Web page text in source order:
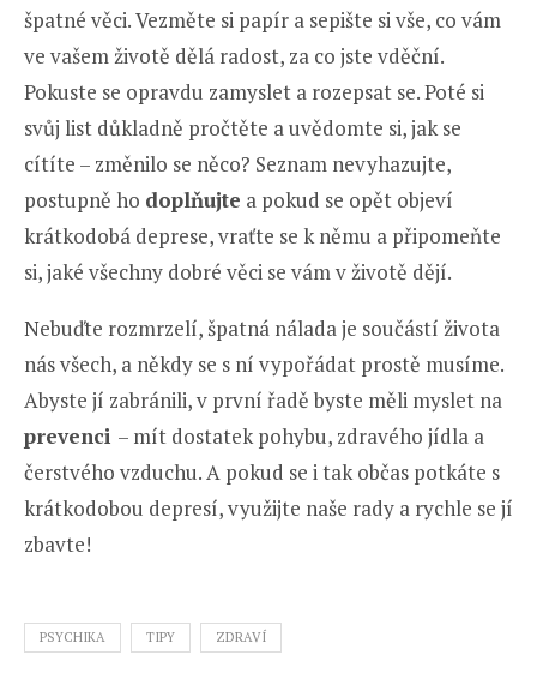
špatné věci. Vezměte si papír a sepište si vše, co vám
ve vašem životě dělá radost, za co jste vděční.
Pokuste se opravdu zamyslet a rozepsat se. Poté si
svůj list důkladně pročtěte a uvědomte si, jak se
cítíte – změnilo se něco? Seznam nevyhazujte,
postupně ho doplňujte a pokud se opět objeví
krátkodobá deprese, vraťte se k němu a připomeňte
si, jaké všechny dobré věci se vám v životě dějí.
Nebuďte rozmrzelí, špatná nálada je součástí života
nás všech, a někdy se s ní vypořádat prostě musíme.
Abyste jí zabránili, v první řadě byste měli myslet na
prevenci – mít dostatek pohybu, zdravého jídla a
čerstvého vzduchu. A pokud se i tak občas potkáte s
krátkodobou depresí, využijte naše rady a rychle se jí
zbavte!
PSYCHIKA TIPY ZDRAVÍ